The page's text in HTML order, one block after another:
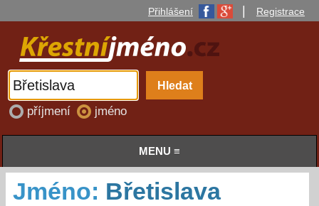
Přihlášení Registrace
příjmení jméno
MENU ≡
Jméno: Břetislava